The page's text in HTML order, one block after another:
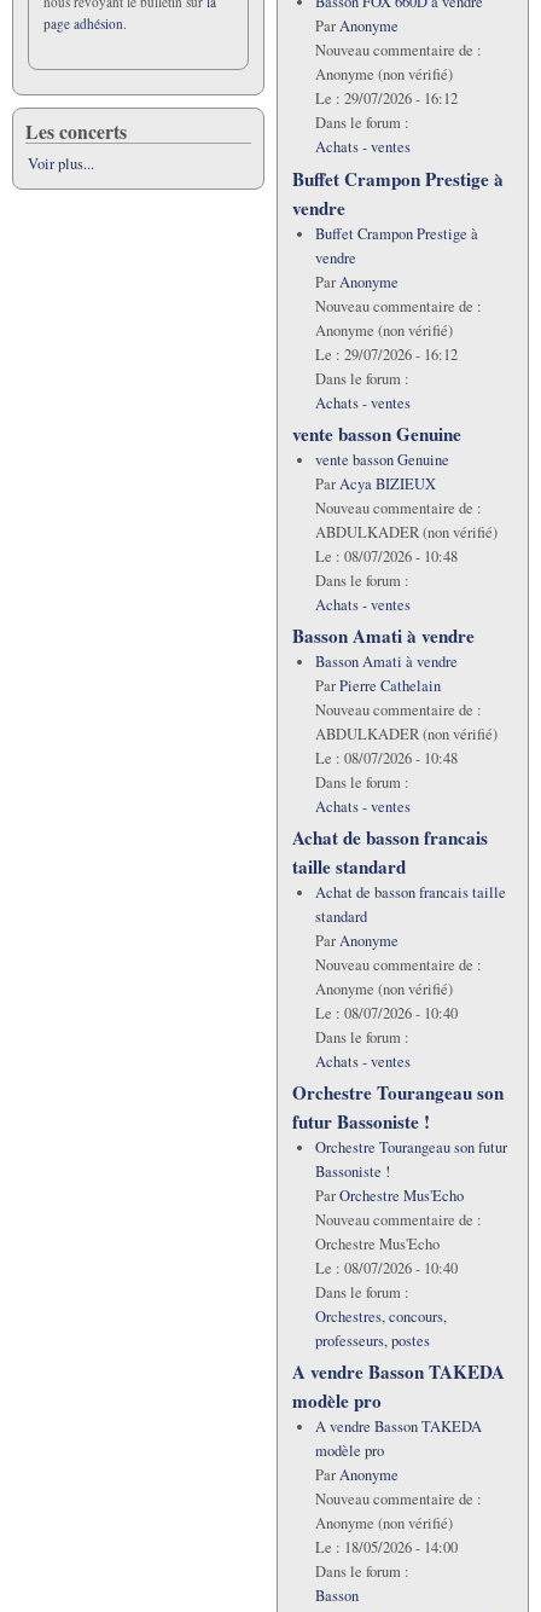
page adhésion.
Les concerts
Voir plus...
ParAnonyme
Nouveau commentaire de :
Anonyme (non vérifié)
Le : 29/07/2026 - 16:12
Dans le forum :
Achats - ventes
Buffet Crampon Prestige à
vendre
Buffet Crampon Prestige à
vendre
ParAnonyme
Nouveau commentaire de :
Anonyme (non vérifié)
Le : 29/07/2026 - 16:12
Dans le forum :
Achats - ventes
vente basson Genuine
vente basson Genuine
ParAcya BIZIEUX
Nouveau commentaire de :
ABDULKADER (non vérifié)
Le : 08/07/2026 - 10:48
Dans le forum :
Achats - ventes
Basson Amati à vendre
Basson Amati à vendre
ParPierre Cathelain
Nouveau commentaire de :
ABDULKADER (non vérifié)
Le : 08/07/2026 - 10:48
Dans le forum :
Achats - ventes
Achat de basson francais
taille standard
Achat de basson francais taille
standard
ParAnonyme
Nouveau commentaire de :
Anonyme (non vérifié)
Le : 08/07/2026 - 10:40
Dans le forum :
Achats - ventes
Orchestre Tourangeau son
futur Bassoniste !
Orchestre Tourangeau son futur
Bassoniste !
ParOrchestre Mus'Echo
Nouveau commentaire de :
Orchestre Mus'Echo
Le : 08/07/2026 - 10:40
Dans le forum :
Orchestres, concours,
professeurs, postes
A vendre Basson TAKEDA
modèle pro
A vendre Basson TAKEDA
modèle pro
ParAnonyme
Nouveau commentaire de :
Anonyme (non vérifié)
Le : 18/05/2026 - 14:00
Dans le forum :
Basson